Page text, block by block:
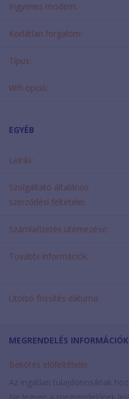
Ingyenes modem:
Korlátlan forgalom:
Típus:
Wifi opció:
EGYÉB
Leírás:
Szolgáltató általános
szerződési feltételei:
Számlafizetés ütemezése:
További információk:
Utolsó frissítés dátuma:
MEGRENDELÉS INFORMÁCIÓK
Bekötés előfeltételei: